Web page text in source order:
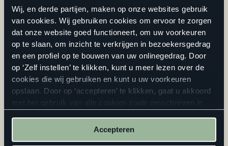
Wij, en derde partijen, maken op onze websites gebruik
van cookies. Wij gebruiken cookies om ervoor te zorgen
dat onze website goed functioneert, om uw voorkeuren
op te slaan, om inzicht te verkrijgen in bezoekersgedrag
en een profiel op te bouwen van uw onlinegedrag. Door
op ‘Zelf instellen’ te klikken, kunt u meer lezen over de
cookies die wij gebruiken en kunt u uw voorkeuren
opslaan. Door op ‘accepteren’ te klikken, gaat u akkoord
met het gebruik van alle cookies zoals omschreven in
Accepteren
alsnog rechtstreeks op de basisvloer, zonder ondervloer
ertussen.
Plaats een zelfklevende ondervloer . Een zelfklevende
ondervloer, zoals de Co-pro graphite-line, plak je tussen
je basisvloer en plak pvc. Zo creëer je alsnog een egaal
oppervlak.
Pvc over bestaande vloer plaatsen: goed idee of niet?
Ligt er al een vloer in de ruimte waar jij jouw nieuwe pvc-
vloer wil leggen? Goed om te weten is dat je de oude vloer